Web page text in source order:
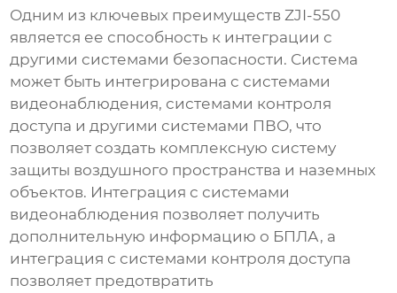
Одним из ключевых преимуществZJI-550
является ее способность к интеграции с
другими системами безопасности. Система
может быть интегрирована с системами
видеонаблюдения, системами контроля
доступа и другими системами ПВО, что
позволяет создать комплексную систему
защиты воздушного пространства и наземных
объектов. Интеграция с системами
видеонаблюдения позволяет получить
дополнительную информацию о БПЛА, а
интеграция с системами контроля доступа
позволяет предотвратить